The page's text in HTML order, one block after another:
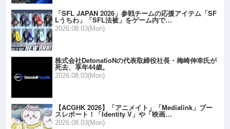
「SFL JAPAN 2026」参戦チームの応援アイテム「SF
Lうちわ」「SFL法被」をゲーム内で…
2026.08.03(Mon)
株式会社DetonatioNの代表取締役社長・梅崎伸幸氏が
死去、享年44歳。
2026.08.03(Mon)
【ACGHK 2026】「アニメイト」「Medialink」ブー
スレポート！「Identity V」や「映画…
2026.08.03(Mon)